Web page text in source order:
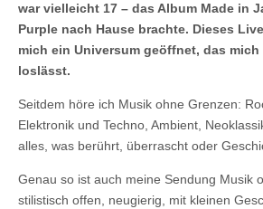
war vielleicht 17 – das Album Made in
Purple nach Hause brachte. Dieses
mich ein Universum geöffnet, das
loslässt.
Seitdem höre ich Musik ohne Grenzen:
Elektronik und Techno, Ambient,
alles, was berührt, überrascht oder
Genau so ist auch meine Sendung Musik
stilistisch offen, neugierig, mit kleinen